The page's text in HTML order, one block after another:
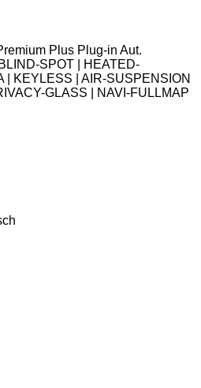
Plus Plug-in Aut.
SPOT | HEATED-
| KEYLESS | AIR-SUSPENSION
GLASS | NAVI-FULLMAP